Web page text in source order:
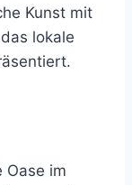
Kunst mit
lokale
Oase im